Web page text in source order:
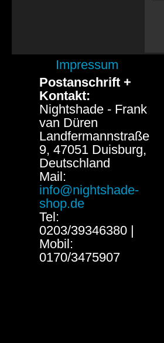
Impressum
Postanschrift +
Kontakt:
Nightshade - Frank
van Düren
Landfermannstraße
9, 47051 Duisburg,
Deutschland
Mail:
info@nightshade-
shop.de
Tel:
0203/39346380 |
Mobil:
0170/3475907